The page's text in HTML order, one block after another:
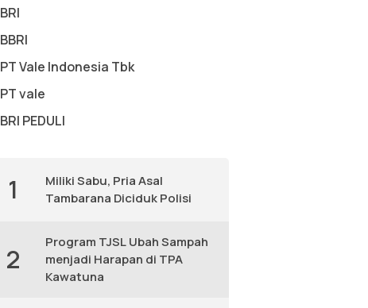
BRI
BBRI
PT Vale Indonesia Tbk
PT vale
BRI PEDULI
1
Miliki Sabu, Pria Asal
Tambarana Diciduk Polisi
2
Program TJSL Ubah Sampah
menjadi Harapan di TPA
Kawatuna